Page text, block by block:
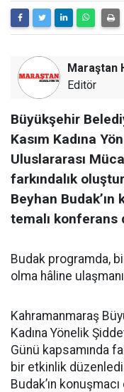
Maraştan
Editör
Büyükşehir
Kasım Kadına
Uluslararası
farkındalık
Beyhan Budak’ın
temalı konferans
Budak programda,
olma hâline
Kahramanmaraş
Kadına Yönelik
Günü kapsamında
bir etkinlik
Budak’ın